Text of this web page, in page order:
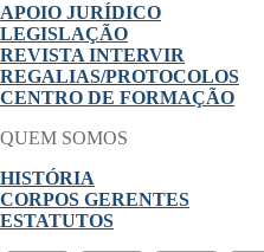
APOIO JURÍDICO
LEGISLAÇÃO
REVISTA INTERVIR
REGALIAS/PROTOCOLOS
CENTRO DE FORMAÇÃO
QUEM SOMOS
HISTÓRIA
CORPOS GERENTES
ESTATUTOS